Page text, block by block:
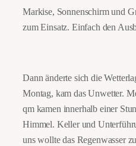
Markise, Sonnenschirm und
zum Einsatz. Einfach den
Dann änderte sich die
Montag, kam das Unwetter.
qm kamen innerhalb einer
Himmel. Keller und
uns wollte das Regenwasser